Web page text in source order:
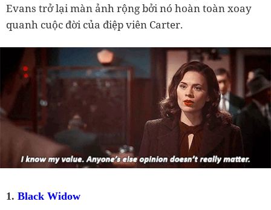
Evans trở lại màn ảnh rộng bởi nó hoàn toàn xoay
quanh cuộc đời của điệp viên Carter.
1. Black Widow